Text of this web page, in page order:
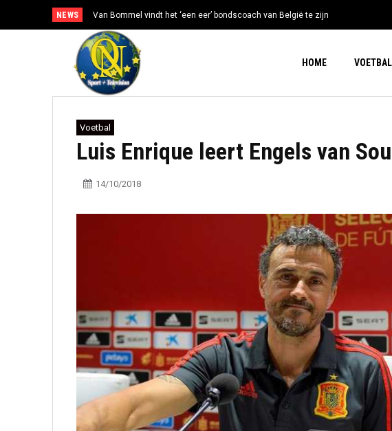
NEWS Van Bommel vindt het ‘een eer’ bondscoach van België te zijn
HOME VOETBAL
Voetbal
Luis Enrique leert Engels van
14/10/2018